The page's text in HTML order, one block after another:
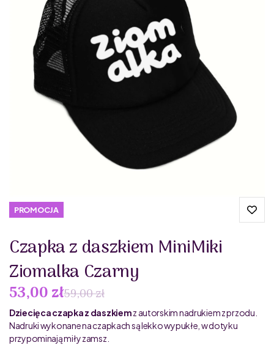
PROMOCJA
Czapka z daszkiem MiniMiki
Ziomalka Czarny
53,00 zł59,00 zł
Dziecięca czapka z daszkiemz autorskim nadrukiem z przodu.
Nadruki wykonane na czapkach są lekko wypukłe, w dotyku
przypominają miły zamsz.